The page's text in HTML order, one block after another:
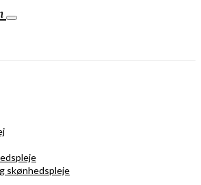
skønhedspleje